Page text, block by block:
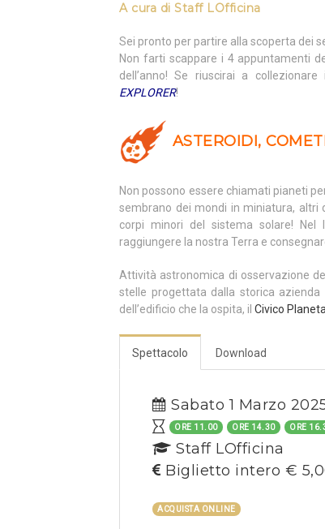
A cura di Staff LOfficina
Sei pronto per partire alla scoperta dei
Non farti scappare i 4 appuntamenti
dell’anno! Se riuscirai a
EXPLORER!
ASTEROIDI,
Non possono essere chiamati pianeti
sembrano dei mondi in miniatura, altri
corpi minori del sistema solare! Nel
raggiungere la nostra Terra e
Attività astronomica di osservazione
stelle progettata dalla storica azienda
dell’edificio che la ospita, il Civico
Spettacolo Download
Sabato 1 Marzo
ORE 11.00 ORE 14.30 ORE
Staff LOfficina
Biglietto intero €
ACQUISTA ONLINE